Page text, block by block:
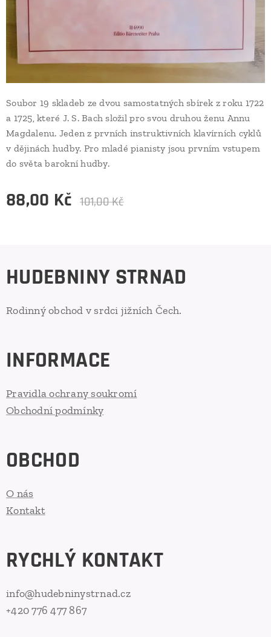
Soubor 19 skladeb ze dvou samostatných sbírek z roku 1722
a 1725, které J. S. Bach složil pro svou druhou ženu Annu
Magdalenu. Jeden z prvních instruktivních klavírních cyklů
v dějinách hudby. Pro mladé pianisty jsou prvním vstupem
do světa barokní hudby.
88,00 Kč 101,00Kč
HUDEBNINY STRNAD
Rodinný obchod v srdci jižních Čech.
INFORMACE
Pravidla ochrany soukromí
Obchodní podmínky
OBCHOD
O nás
Kontakt
RYCHLÝ KONTAKT
info@hudebninystrnad.cz
+420 776 477 867